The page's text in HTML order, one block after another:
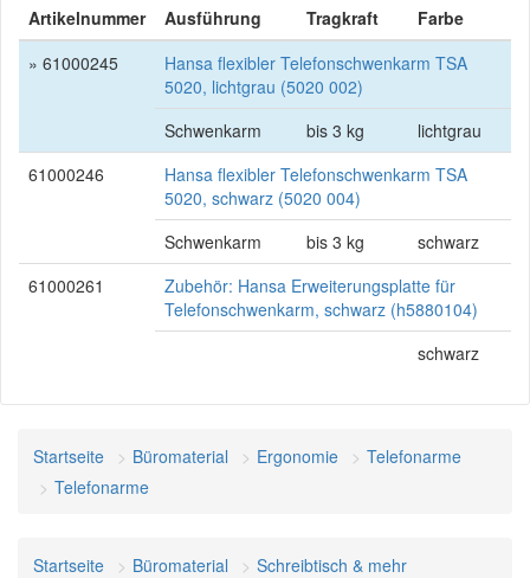
Artikelnummer Ausführung Tragkraft
Farbe
» 61000245
Hansa flexibler Telefonschwenkarm TSA
5020, lichtgrau (5020 002)
Schwenkarm
bis 3 kg
lichtgrau
61000246
Hansa flexibler Telefonschwenkarm TSA
5020, schwarz (5020 004)
Schwenkarm
bis 3 kg
schwarz
61000261
Zubehör: Hansa Erweiterungsplatte für
Telefonschwenkarm, schwarz (h5880104)
schwarz
Startseite Büromaterial Ergonomie
Telefonarme
Telefonarme
Startseite Büromaterial
Schreibtisch & mehr